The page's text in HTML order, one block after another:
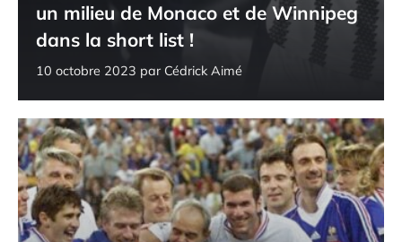
un milieu de Monaco et de Winnipeg
dans la short list !
10 octobre 2023 par Cédrick Aimé